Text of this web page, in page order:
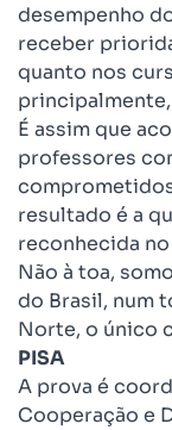
desempenho
receber
quanto nos
É assim que
professores
resultado é a
reconhecida
Não à toa,
do Brasil, num
Norte, o único
PISA
A prova é
Cooperação e